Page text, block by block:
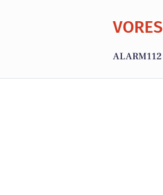
VORES
ALARM112